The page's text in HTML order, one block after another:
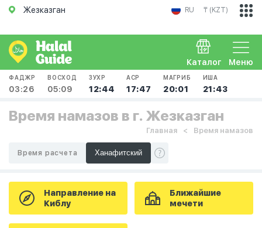
Жезказган RU ₸ (KZT)
Меню
Каталог
ФАДЖР
03:26
ВОСХОД
05:09
ЗУХР
12:44
АСР
17:47
МАГРИБ
20:01
ИША
21:43
Время намазов в г. Жезказган
Главная Время намазов
Время расчета
Направление на
Киблу
Ближайшие
мечети